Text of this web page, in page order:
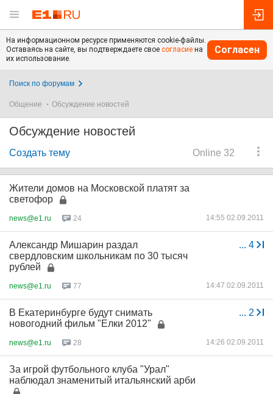
На информационном ресурсе применяются cookie-файлы.
Оставаясь на сайте, вы подтверждаете свое согласие на
их использование.
Согласен
Поиск по форумам
Общение Обсуждение новостей
Обсуждение новостей
Online 32
Создать тему
Жители домов на Московской платят за
светофор
news@e1.ru 24 14:55 02.09.2011
... 4
Александр Мишарин раздал
свердловским школьникам по 30 тысяч
рублей
news@e1.ru 77 14:47 02.09.2011
... 2
В Екатеринбурге будут снимать
новогодний фильм "Елки 2012"
news@e1.ru 28 14:26 02.09.2011
За игрой футбольного клуба "Урал"
наблюдал знаменитый итальянский арби